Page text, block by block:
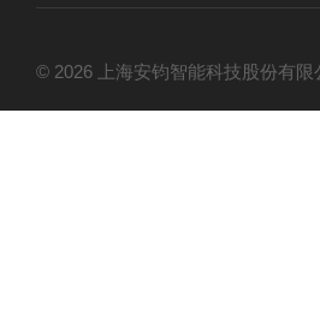
© 2026 上海安钧智能科技股份有